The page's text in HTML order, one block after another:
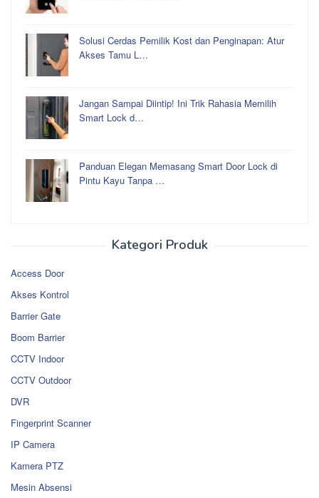
Solusi Cerdas Pemilik Kost dan Penginapan: Atur
Akses Tamu L…
Jangan Sampai Diintip! Ini Trik Rahasia Memilih
Smart Lock d…
Panduan Elegan Memasang Smart Door Lock di
Pintu Kayu Tanpa …
Kategori Produk
Access Door
Akses Kontrol
Barrier Gate
Boom Barrier
CCTV Indoor
CCTV Outdoor
DVR
Fingerprint Scanner
IP Camera
Kamera PTZ
Mesin Absensi